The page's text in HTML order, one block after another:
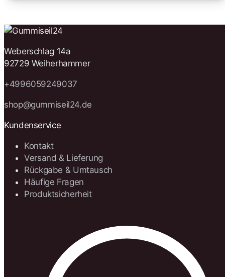
Weberschlag 14a
92729 Weiherhammer
+4996059249037
shop@gummiseil24.de
Kundenservice
Kontakt
Versand & Lieferung
Rückgabe & Umtausch
Häufige Fragen
Produktsicherheit